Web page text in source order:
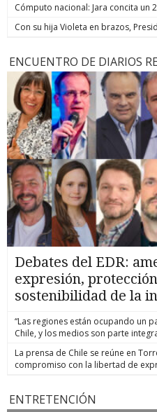
Cómputo nacional: Jara concita un
Con su hija Violeta en brazos,
ENCUENTRO DE DIARIOS
Debates del EDR:
expresión,
sostenibilidad de la
“Las regiones están ocupando un
Chile, y los medios son parte
La prensa de Chile se reúne en
compromiso con la libertad de
ENTRETENCIÓN